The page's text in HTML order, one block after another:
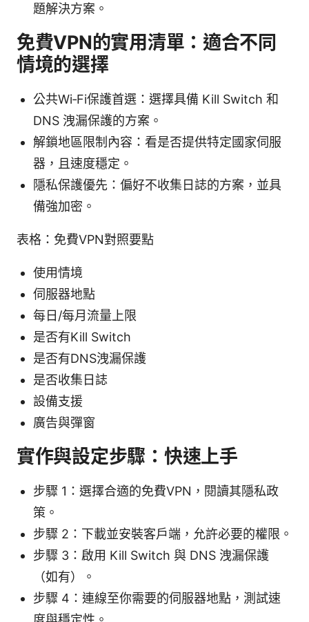
題解決方案。
免費VPN的實用清單：適合不同
情境的選擇
公共Wi‑Fi保護首選：選擇具備 Kill Switch 和
DNS 洩漏保護的方案。
解鎖地區限制內容：看是否提供特定國家伺服
器，且速度穩定。
隱私保護優先：偏好不收集日誌的方案，並具
備強加密。
表格：免費VPN對照要點
使用情境
伺服器地點
每日/每月流量上限
是否有Kill Switch
是否有DNS洩漏保護
是否收集日誌
設備支援
廣告與彈窗
實作與設定步驟：快速上手
步驟 1：選擇合適的免費VPN，閱讀其隱私政
策。
步驟 2：下載並安裝客戶端，允許必要的權限。
步驟 3：啟用 Kill Switch 與 DNS 洩漏保護
（如有）。
步驟 4：連線至你需要的伺服器地點，測試速